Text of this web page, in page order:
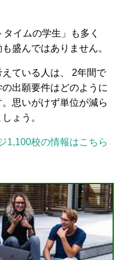
イムの学生」も多く
盛んではありません。
ている人は、 2年間で
出願要件はどのように
思いがけず単位が減ら
ょう。
1,100校の情報はこちら